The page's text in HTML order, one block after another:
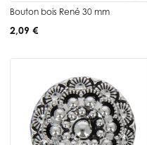
Bouton bois René 30 mm
2,09 €